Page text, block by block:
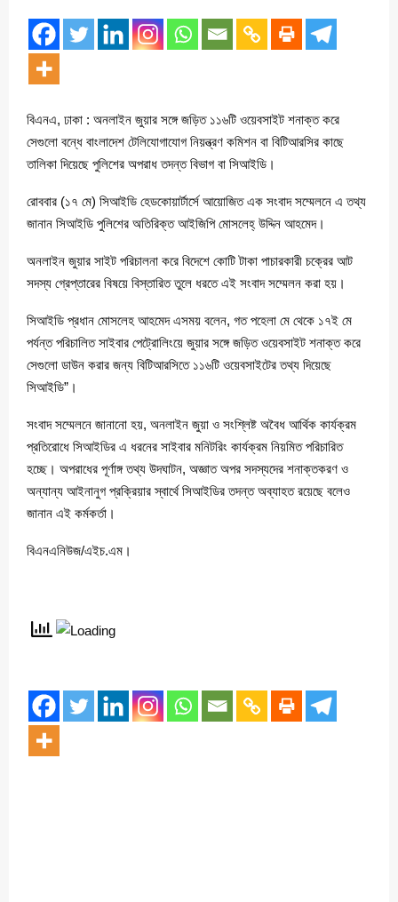
বিএনএ, ঢাকা : অনলাইন জুয়ার সঙ্গে জড়িত ১১৬টি ওয়েবসাইট শনাক্ত করে
সেগুলো বন্ধে বাংলাদেশ টেলিযোগাযোগ নিয়ন্ত্রণ কমিশন বা বিটিআরসির কাছে
তালিকা দিয়েছে পুলিশের অপরাধ তদন্ত বিভাগ বা সিআইডি।
রোববার (১৭ মে) সিআইডি হেডকোয়ার্টার্সে আয়োজিত এক সংবাদ সম্মেলনে এ তথ্য
জানান সিআইডি পুলিশের অতিরিক্ত আইজিপি মোসলেহ্ উদ্দিন আহমেদ।
অনলাইন জুয়ার সাইট পরিচালনা করে বিদেশে কোটি টাকা পাচারকারী চক্রের আট
সদস্য গ্রেপ্তারের বিষয়ে বিস্তারিত তুলে ধরতে এই সংবাদ সম্মেলন করা হয়।
সিআইডি প্রধান মোসলেহ আহমেদ এসময় বলেন, গত পহেলা মে থেকে ১৭ই মে
পর্যন্ত পরিচালিত সাইবার পেট্রোলিংয়ে জুয়ার সঙ্গে জড়িত ওয়েবসাইট শনাক্ত করে
সেগুলো ডাউন করার জন্য বিটিআরসিতে ১১৬টি ওয়েবসাইটের তথ্য দিয়েছে
সিআইডি”।
সংবাদ সম্মেলনে জানানো হয়, অনলাইন জুয়া ও সংশ্লিষ্ট অবৈধ আর্থিক কার্যক্রম
প্রতিরোধে সিআইডির এ ধরনের সাইবার মনিটরিং কার্যক্রম নিয়মিত পরিচারিত
হচ্ছে। অপরাধের পূর্ণাঙ্গ তথ্য উদঘাটন, অজ্ঞাত অপর সদস্যদের শনাক্তকরণ ও
অন্যান্য আইনানুগ প্রক্রিয়ার স্বার্থে সিআইডির তদন্ত অব্যাহত রয়েছে বলেও
জানান এই কর্মকর্তা।
বিএনএনিউজ/এইচ.এম।